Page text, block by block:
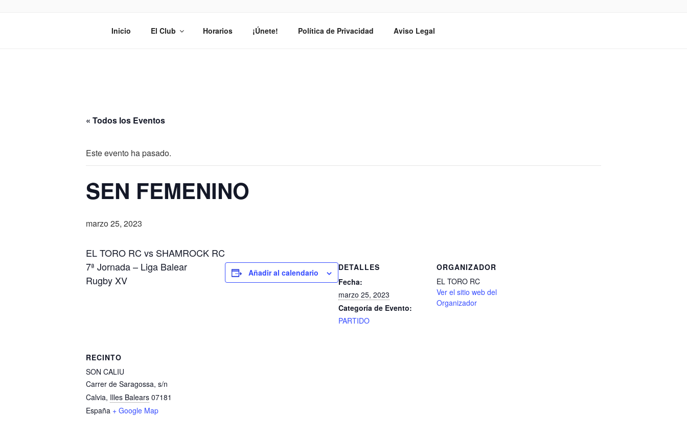
EL DECANO DEL RUGBY BALEAR
Inicio El Club Horarios ¡Únete! Política de Privacidad Aviso Legal
« Todos los Eventos
Este evento ha pasado.
SEN FEMENINO
marzo 25, 2023
EL TORO RC vs SHAMROCK RC
7ª Jornada – Liga Balear
Rugby XV
Añadir al calendario
DETALLES
Fecha:
marzo 25, 2023
Categoría de Evento:
PARTIDO
ORGANIZADOR
EL TORO RC
Ver el sitio web del
Organizador
RECINTO
SON CALIU
Carrer de Saragossa, s/n
Calvia, Illes Balears 07181
España + Google Map